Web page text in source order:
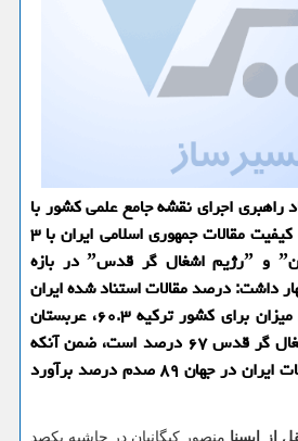
راهبری اجرای نقشه جامع علمی كشور با
اشاره به بررسی وضعیت كیفیت مقالات جمهوری اسلامی ایران با ۳
كشور ˮتركیهˮ، عربستانˮ و ˮرژیم اشغال گر قدسˮ در بازه
۲۰۱۰ تا ۲۰۱۹ اظهار داشت: درصد مقالات استناد شده ایران
۷۰.۸ دهم درصد و این میزان برای كشور تركیه ۶۰.۳، عربستان
سعودی ۷۰.۸ و رژیم اشغال گر قدس ۶۷ درصد است، ضمن آنكه
میزان تأثیر استنادی مقالات ایران در جهان ۸۹ صدم درصد برآورد
از ایسنا منصور كبگانیان در حاشیه یكصد